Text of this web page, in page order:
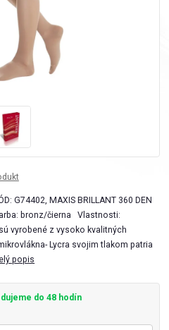
G74402, MAXIS BRILLANT 360 DEN
bronz/čierna Vlastnosti:
vyrobené z vysoko kvalitných
Lycra svojim tlakom patria
popis
do 48 hodín